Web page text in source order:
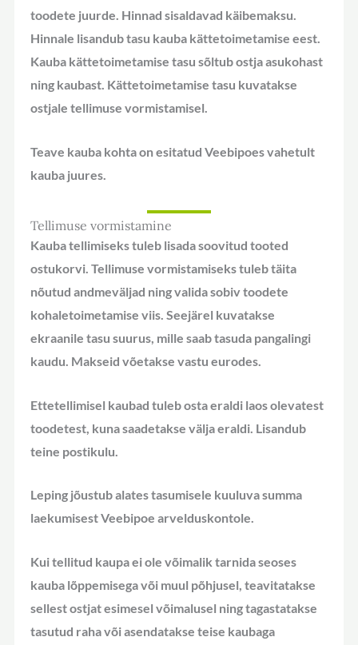
toodete juurde. Hinnad sisaldavad käibemaksu.
Hinnale lisandub tasu kauba kättetoimetamise eest.
Kauba kättetoimetamise tasu sõltub ostja asukohast
ning kaubast. Kättetoimetamise tasu kuvatakse
ostjale tellimuse vormistamisel.
Teave kauba kohta on esitatud Veebipoes vahetult
kauba juures.
Tellimuse vormistamine
Kauba tellimiseks tuleb lisada soovitud tooted
ostukorvi. Tellimuse vormistamiseks tuleb täita
nõutud andmeväljad ning valida sobiv toodete
kohaletoimetamise viis. Seejärel kuvatakse
ekraanile tasu suurus, mille saab tasuda pangalingi
kaudu. Makseid võetakse vastu eurodes.
Ettetellimisel kaubad tuleb osta eraldi laos olevatest
toodetest, kuna saadetakse välja eraldi. Lisandub
teine postikulu.
Leping jõustub alates tasumisele kuuluva summa
laekumisest Veebipoe arvelduskontole.
Kui tellitud kaupa ei ole võimalik tarnida seoses
kauba lõppemisega või muul põhjusel, teavitatakse
sellest ostjat esimesel võimalusel ning tagastatakse
tasutud raha või asendatakse teise kaubaga